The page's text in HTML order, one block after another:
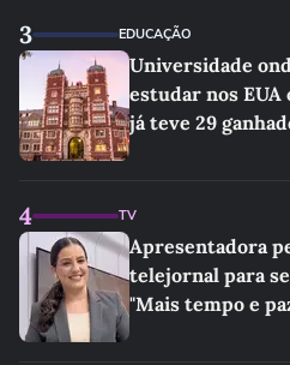
3 EDUCAÇÃO
Universidade
estudar nos EUA
já teve 29
4 TV
Apresentadora
telejornal para
"Mais tempo e